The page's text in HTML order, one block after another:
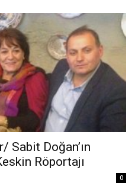
Sabit Doğan’ın
Röportajı
0